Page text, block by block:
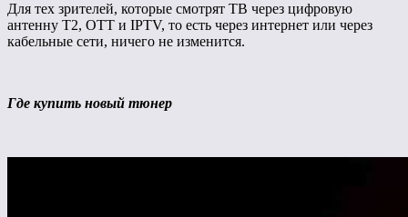
Для тех зрителей, которые смотрят ТВ через цифровую
антенну Т2, ОТТ и IPTV, то есть через интернет или через
кабельные сети, ничего не изменится.
Где купить новый тюнер